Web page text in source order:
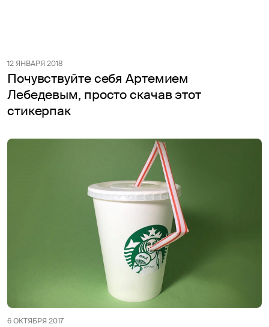
12 ЯНВАРЯ 2018
Почувствуйте себя Артемием
Лебедевым, просто скачав этот
стикерпак
6 ОКТЯБРЯ 2017